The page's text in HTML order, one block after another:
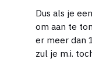
bedrag dan
ik de bijtelling betalen. Nu
fiscaal
bij de
Dus als je
om aan te
er meer dan
zul je m.i.